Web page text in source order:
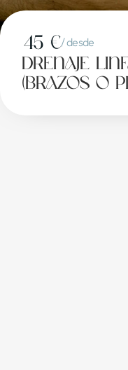
45 €/ desde
Drenaje
(brazos o